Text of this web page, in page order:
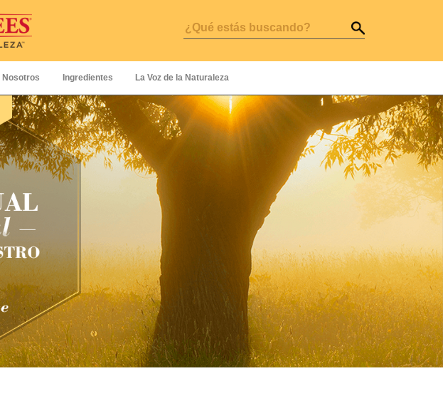
Nosotros Ingredientes La Voz de la Naturaleza